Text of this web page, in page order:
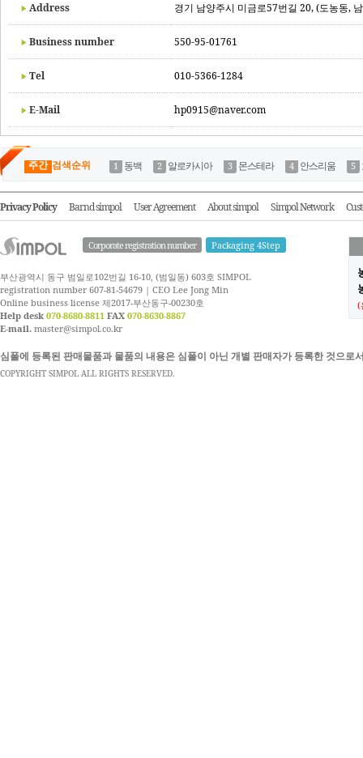
Address 경기 남양주시 미금로57번길 20, (도농동,
Business number 550-95-01761
Tel 010-5366-1284
E-Mail hp0915@naver.com
주간 검색순위 동백 알로카시아 몬스테라 안스리움
Privacy Policy Barnd simpol User Agreement About simpol Simpol Network
Corporate registration number Packaging 4Step
부산광역시 동구 범일로102번길 16-10, (범일동) 603호 SIMPOL
registration number 607-81-54679 | CEO Lee Jong Min
Online business license 제2017-부산동구-00230호
Help desk 070-8680-8811 FAX 070-8630-8867
E-mail. master@simpol.co.kr
(
심폴에 등록된 판매물품과 물품의 내용은 심폴이 아닌 개별 판매자가 등록한 것으
COPYRIGHT SIMPOL ALL RIGHTS RESERVED.